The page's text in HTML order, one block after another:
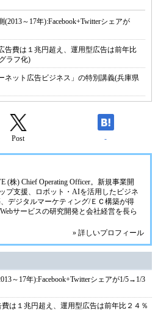
～17年):Facebook+Twitterシェアが
告費は１兆円超え、運用型広告は前年比
ラフ化)
ネット広告ビジネス」の特別講義(兵庫県
Post -
(株) Chief Operating Officer。新規事業開
プ支援、ロボット・AIを活用したビジネ
デジタルマーケティング/ＥＣ構築が得
サービスの研究開発と会社経営を長ら
» 詳しいプロフィール
～17年):Facebook+Twitterシェアが1/5→1/3
は１兆円超え、運用型広告は前年比２４％